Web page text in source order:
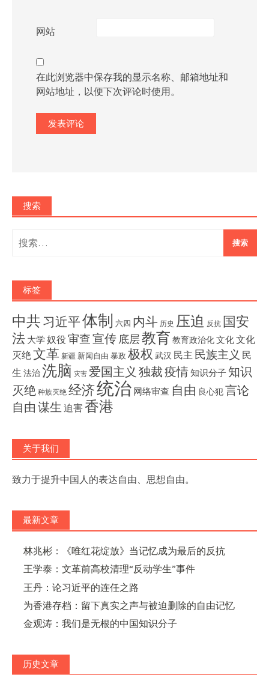
网站
在此浏览器中保存我的显示名称、邮箱地址和
网站地址，以便下次评论时使用。
搜索
搜
索：
标签
中共习近平体制 六四 内斗 历史 压迫 反抗 国安
法 大学 奴役 审查宣传底层教育 教育政治化文化文化
灭绝文革 新疆 新闻自由 暴政 极权 武汉 民主 民族主义 民
生 法治洗脑 灾害 爱国主义 独裁疫情知识分子 知识
灭绝 种族灭绝 经济统治 网络审查 自由 良心犯言论
自由 谋生 迫害香港
关于我们
致力于提升中国人的表达自由、思想自由。
最新文章
林兆彬：《唯红花绽放》当记忆成为最后的反抗
王学泰：文革前高校清理“反动学生”事件
王丹：论习近平的连任之路
为香港存档：留下真实之声与被迫删除的自由记忆
金观涛：我们是无根的中国知识分子
历史文章